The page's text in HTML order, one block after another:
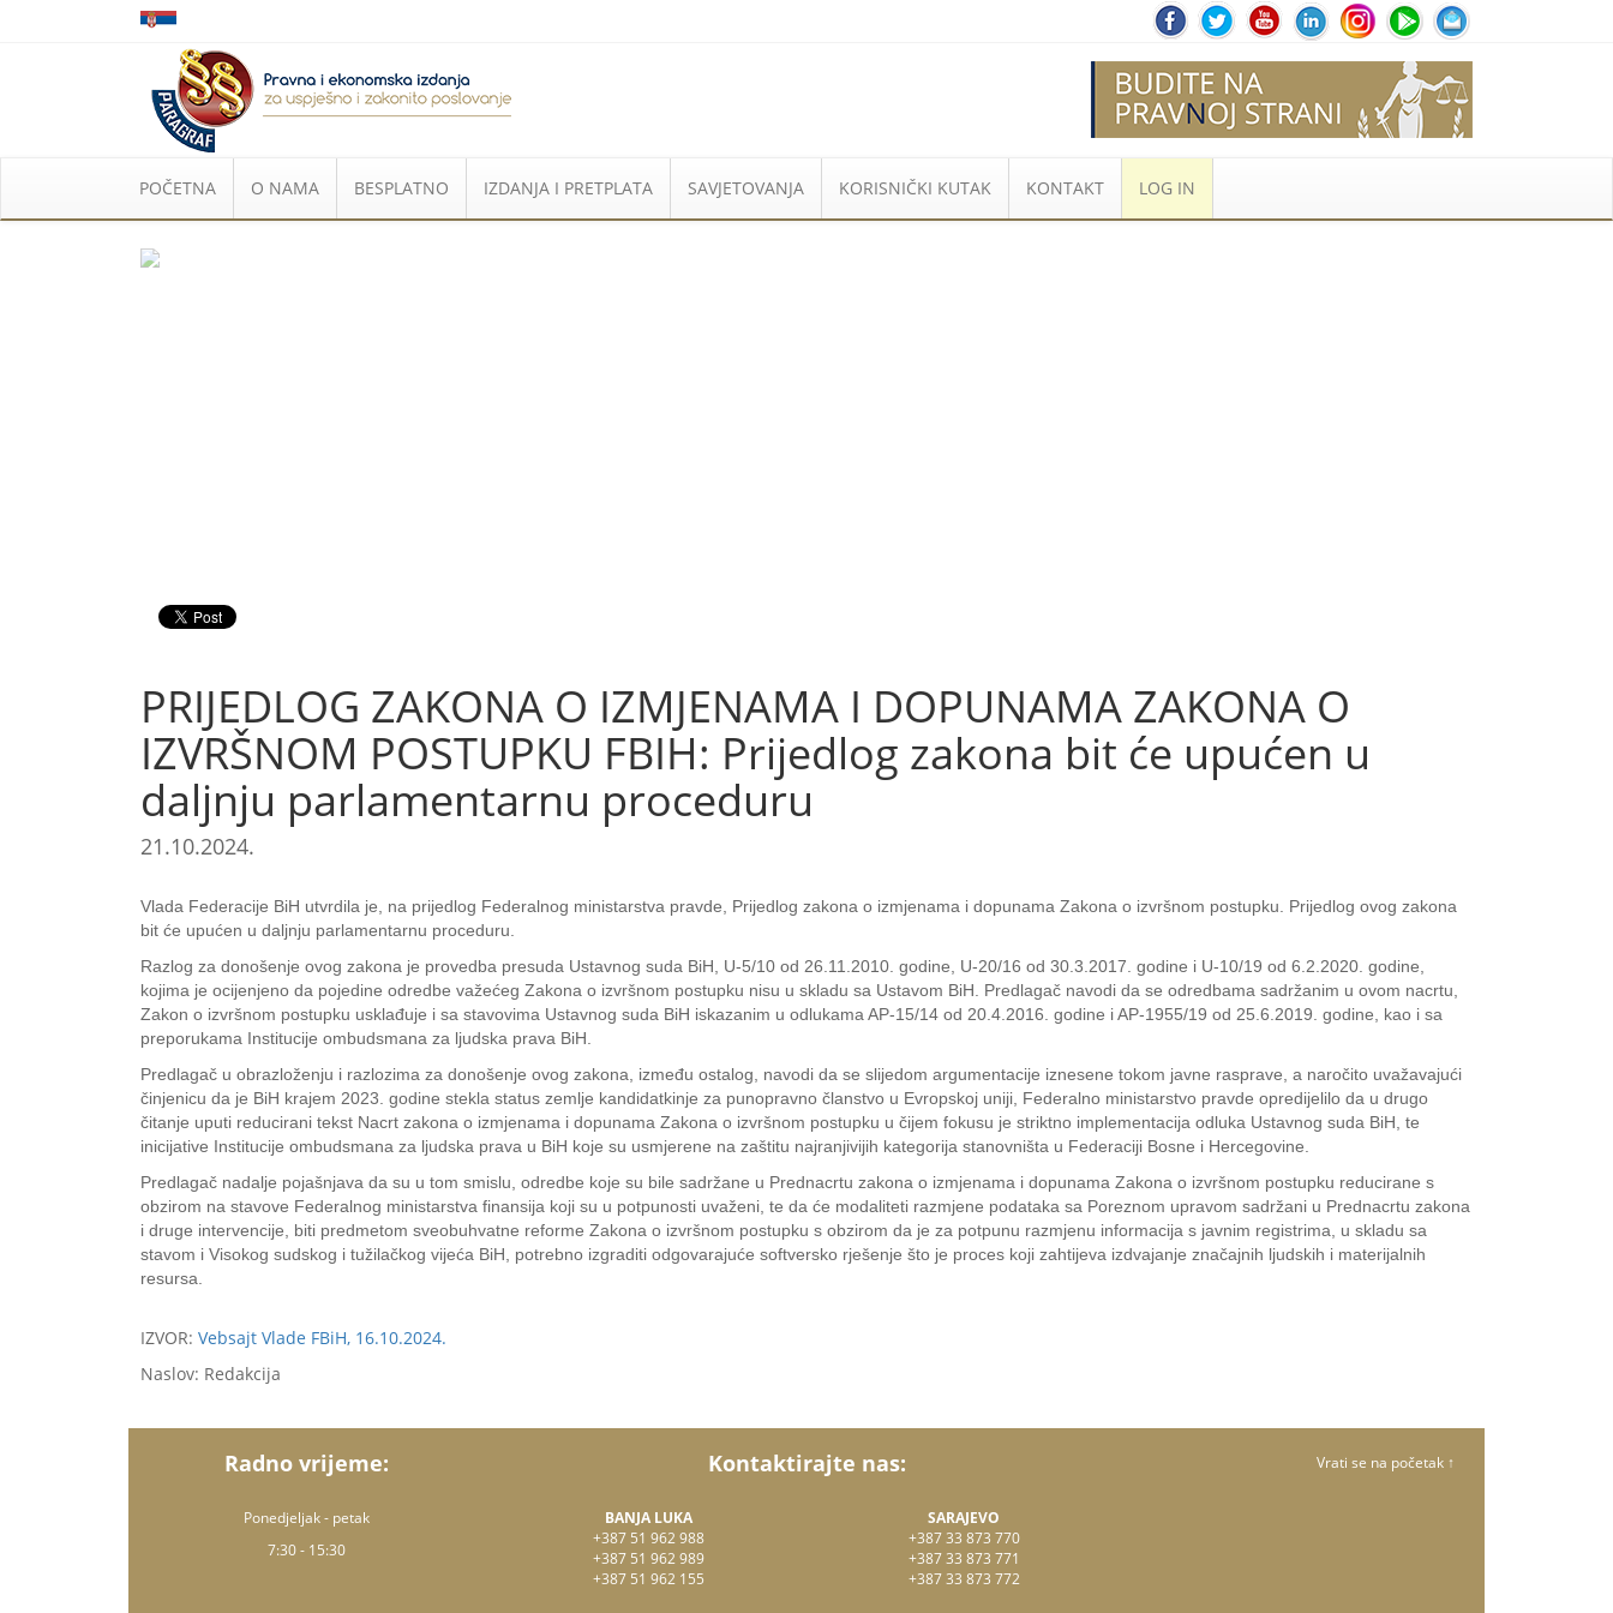
POČETNA O NAMA BESPLATNO IZDANJA I PRETPLATA SAVJETOVANJA KORISNIČKI KUTAK KONTAKT LOG IN
PRIJEDLOG ZAKONA O IZMJENAMA I DOPUNAMA ZAKONA O
IZVRŠNOM POSTUPKU FBIH: Prijedlog zakona bit će upućen u
daljnju parlamentarnu proceduru
21.10.2024.
Vlada Federacije BiH utvrdila je, na prijedlog Federalnog ministarstva pravde, Prijedlog zakona o izmjenama i dopunama Zakona o izvršnom postupku. Prijedlog ovog zakona
bit će upućen u daljnju parlamentarnu proceduru.
Razlog za donošenje ovog zakona je provedba presuda Ustavnog suda BiH, U-5/10 od 26.11.2010. godine, U-20/16 od 30.3.2017. godine i U-10/19 od 6.2.2020. godine,
kojima je ocijenjeno da pojedine odredbe važećeg Zakona o izvršnom postupku nisu u skladu sa Ustavom BiH. Predlagač navodi da se odredbama sadržanim u ovom nacrtu,
Zakon o izvršnom postupku usklađuje i sa stavovima Ustavnog suda BiH iskazanim u odlukama AP-15/14 od 20.4.2016. godine i AP-1955/19 od 25.6.2019. godine, kao i sa
preporukama Institucije ombudsmana za ljudska prava BiH.
Predlagač u obrazloženju i razlozima za donošenje ovog zakona, između ostalog, navodi da se slijedom argumentacije iznesene tokom javne rasprave, a naročito uvažavajući
činjenicu da je BiH krajem 2023. godine stekla status zemlje kandidatkinje za punopravno članstvo u Evropskoj uniji, Federalno ministarstvo pravde opredijelilo da u drugo
čitanje uputi reducirani tekst Nacrt zakona o izmjenama i dopunama Zakona o izvršnom postupku u čijem fokusu je striktno implementacija odluka Ustavnog suda BiH, te
inicijative Institucije ombudsmana za ljudska prava u BiH koje su usmjerene na zaštitu najranjivijih kategorija stanovništa u Federaciji Bosne i Hercegovine.
Predlagač nadalje pojašnjava da su u tom smislu, odredbe koje su bile sadržane u Prednacrtu zakona o izmjenama i dopunama Zakona o izvršnom postupku reducirane s
obzirom na stavove Federalnog ministarstva finansija koji su u potpunosti uvaženi, te da će modaliteti razmjene podataka sa Poreznom upravom sadržani u Prednacrtu zakona
i druge intervencije, biti predmetom sveobuhvatne reforme Zakona o izvršnom postupku s obzirom da je za potpunu razmjenu informacija s javnim registrima, u skladu sa
stavom i Visokog sudskog i tužilačkog vijeća BiH, potrebno izgraditi odgovarajuće softversko rješenje što je proces koji zahtijeva izdvajanje značajnih ljudskih i materijalnih
resursa.
IZVOR: Vebsajt Vlade FBiH, 16.10.2024.
Naslov: Redakcija
Radno vrijeme:
Ponedjeljak - petak
7:30 - 15:30
Kontaktirajte nas:
BANJA LUKA
+387 51 962 988
+387 51 962 989
+387 51 962 155
SARAJEVO
+387 33 873 770
+387 33 873 771
+387 33 873 772
Vrati se na početak ↑